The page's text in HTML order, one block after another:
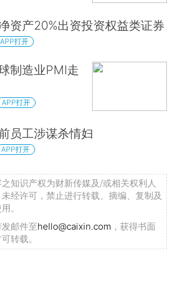
资产20%出资投资权益类证券
APP打开
制造业PMI走
APP打开
员工涉谋杀情妇
APP打开
知识产权为财新传媒及/或相关权利人
经许可，禁止进行转载、摘编、复制及
。
邮件至hello@caixin.com ，获得书面
转载。